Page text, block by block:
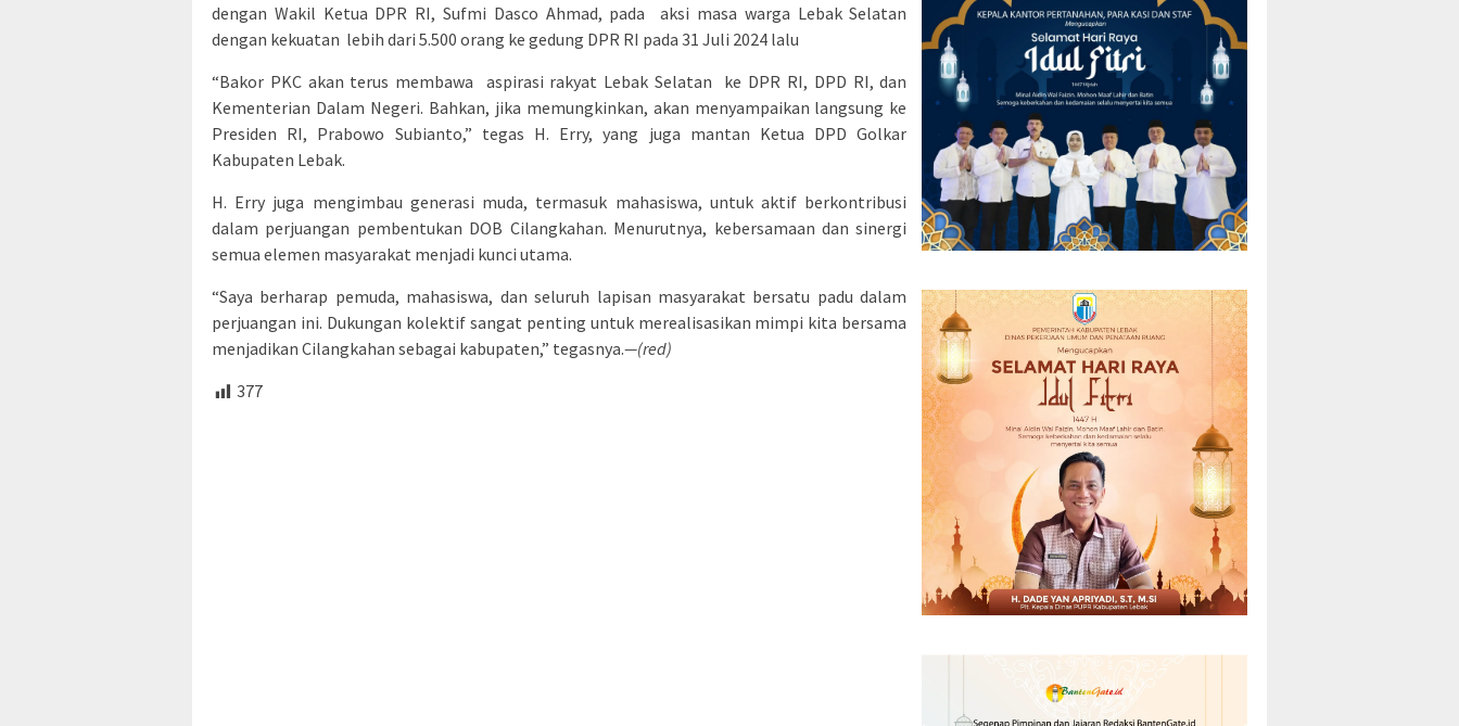
dengan Wakil Ketua DPR RI, Sufmi Dasco Ahmad, pada aksi masa warga Lebak Selatan
dengan kekuatan lebih dari 5.500 orang ke gedung DPR RI pada 31 Juli 2024 lalu
“Bakor PKC akan terus membawa aspirasi rakyat Lebak Selatan ke DPR RI, DPD RI, dan
Kementerian Dalam Negeri. Bahkan, jika memungkinkan, akan menyampaikan langsung ke
Presiden RI, Prabowo Subianto,” tegas H. Erry, yang juga mantan Ketua DPD Golkar
Kabupaten Lebak.
H. Erry juga mengimbau generasi muda, termasuk mahasiswa, untuk aktif berkontribusi
dalam perjuangan pembentukan DOB Cilangkahan. Menurutnya, kebersamaan dan sinergi
semua elemen masyarakat menjadi kunci utama.
“Saya berharap pemuda, mahasiswa, dan seluruh lapisan masyarakat bersatu padu dalam
perjuangan ini. Dukungan kolektif sangat penting untuk merealisasikan mimpi kita bersama
menjadikan Cilangkahan sebagai kabupaten,” tegasnya.—(red)
377